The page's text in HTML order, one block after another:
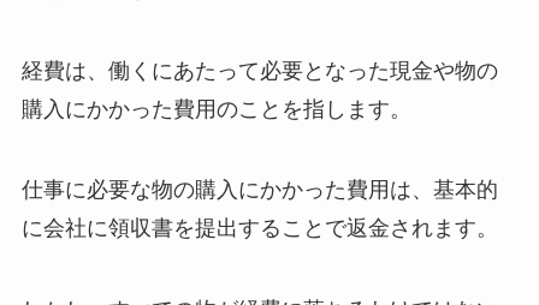
経費は、働くにあたって必要となった現金や物の
購入にかかった費用のことを指します。
仕事に必要な物の購入にかかった費用は、基本的
に会社に領収書を提出することで返金されます。